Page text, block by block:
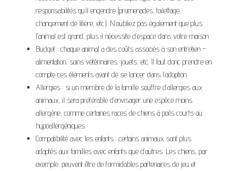
responsabilités qu’il engendre (promenades, toilettage,
changement de litière, etc.). N’oubliez pas également que plus
l’animal est grand, plus il nécessite d’espace dans votre maison.
Budget : chaque animal a des coûts associés à son entretien –
alimentation, soins vétérinaires, jouets, etc. Il faut donc prendre en
compte ces éléments avant de se lancer dans l’adoption.
Allergies : si un membre de la famille souffre d’allergies aux
animaux, il sera préférable d’envisager une espèce moins
allergène, comme certaines races de chiens à poils courts ou
hypoallergéniques.
Compatibilité avec les enfants : certains animaux sont plus
adaptés aux familles avec enfants que d’autres. Les chiens, par
exemple, peuvent être de formidables partenaires de jeu et